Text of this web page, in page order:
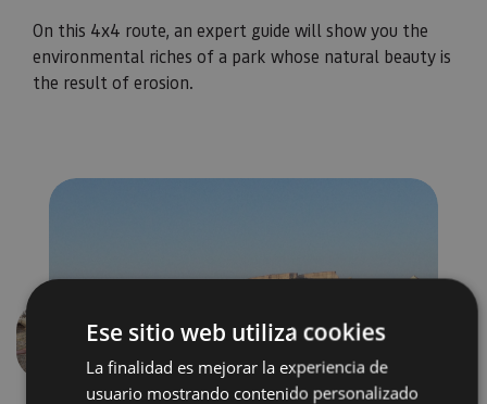
On this 4x4 route, an expert guide will show you the
environmental riches of a park whose natural beauty is
the result of erosion.
Ese sitio web utiliza cookies
La finalidad es mejorar la experiencia de
usuario mostrando contenido personalizado